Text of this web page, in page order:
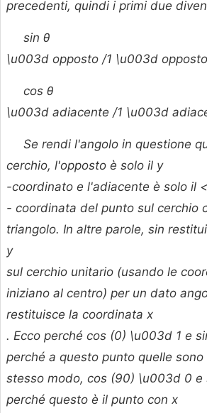
precedenti, quindi i primi due
sin θ
\u003d opposto /1 \u003d opposto
cos θ
\u003d adiacente /1 \u003d
Se rendi l'angolo in questione
cerchio, l'opposto è solo il y
-coordinato e l'adiacente è solo il
- coordinata del punto sul cerchio
triangolo. In altre parole, sin
y
sul cerchio unitario (usando le
iniziano al centro) per un dato
restituisce la coordinata x
. Ecco perché cos (0) \u003d 1 e
perché a questo punto quelle
stesso modo, cos (90) \u003d 0 e
perché questo è il punto con x